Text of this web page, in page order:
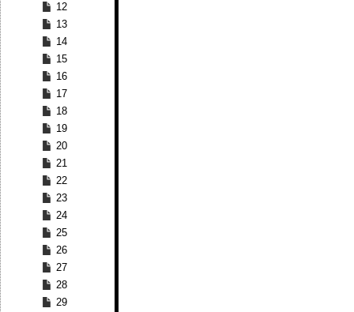
12
13
14
15
16
17
18
19
20
21
22
23
24
25
26
27
28
29